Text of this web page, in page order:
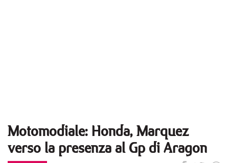
Motomodiale: Honda, Marquez
verso la presenza al Gp di Aragon